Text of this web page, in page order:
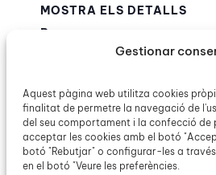
Gestionar
Aquest pàgina web utilitza cookies
finalitat de permetre la navegació de
del seu comportament i la confecció
acceptar les cookies amb el botó
botó "Rebutjar" o configurar-les a
en el botó "Veure les preferències.
MOSTRA ELS DETALLS
Data:
18:00h – 19:00h
Categoria d’Esdeveniment:
Obra Cultural Balear